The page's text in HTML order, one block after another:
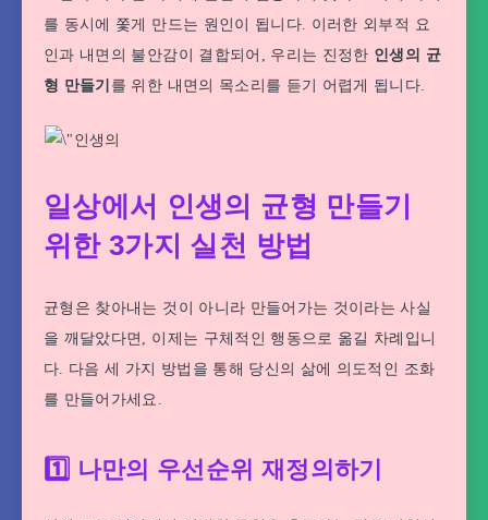
를 동시에 쫓게 만드는 원인이 됩니다. 이러한 외부적 요
인과 내면의 불안감이 결합되어, 우리는 진정한 인생의 균
형 만들기 를 위한 내면의 목소리를 듣기 어렵게 됩니다.
일상에서 인생의 균형 만들기
위한 3가지 실천 방법
균형은 찾아내는 것이 아니라 만들어가는 것이라는 사실
을 깨달았다면, 이제는 구체적인 행동으로 옮길 차례입니
다. 다음 세 가지 방법을 통해 당신의 삶에 의도적인 조화
를 만들어가세요.
1️⃣ 나만의 우선순위 재정의하기